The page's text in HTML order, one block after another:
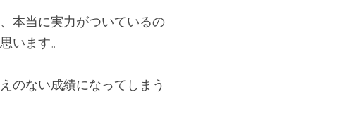
本当に実力がついているの
ます。